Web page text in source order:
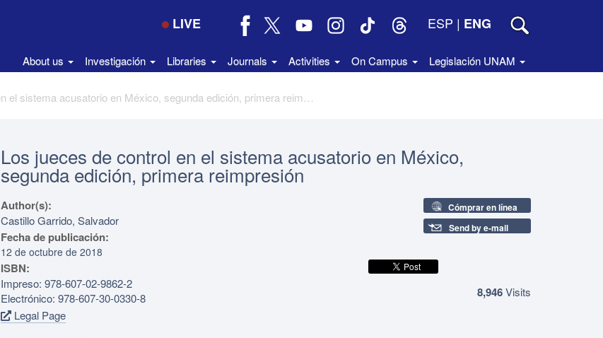
LIVE ESP | ENG
About us Investigación Libraries Journals Activities On Campus Legislación UNAM
Los jueces de control en el sistema acusatorio en México, segunda edición, primera reimpresión
Los jueces de control en el sistema acusatorio en México,
segunda edición, primera reimpresión
Author(s):
Castillo Garrido, Salvador
Fecha de publicación:
12 de octubre de 2018
ISBN:
Impreso: 978-607-02-9862-2
Electrónico: 978-607-30-0330-8
Legal Page
Cómprar en línea
Send by e-mail
8,946Visits